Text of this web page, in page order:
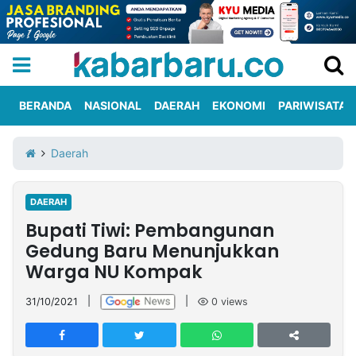
Iklan
Berita
Kami
Nasional
International
Olahraga
Entertainment
Daerah
Pariwisata
Kuliner
Kolom
Network
PT
TREETAN
BERANDA NASIONAL DAERAH EKONOMI PARIWISATA
Daerah
DAERAH
Bupati Tiwi: Pembangunan
Gedung Baru Menunjukkan
Warga NU Kompak
31/10/2021 0 views